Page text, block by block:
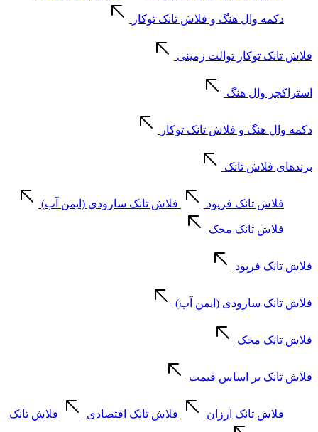
دکمه وال هنگ و فلاش تانک توکار
فلاش تانک توکار توالت زمینی
استراکچر وال هنگ
دکمه وال هنگ و فلاش تانک توکار
برندهای فلاش تانک
فلاش تانک فرپود فلاش تانک سارودی (ایمن آب)
فلاش تانک محک
فلاش تانک فرپود
فلاش تانک سارودی (ایمن آب)
فلاش تانک محک
فلاش تانک بر اساس قیمت
فلاش تانک ارزان فلاش تانک اقتصادی فلاش تانک